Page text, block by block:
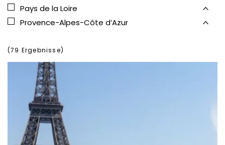
Pays de la Loire
Provence-Alpes-Côte d’Azur
(79 Ergebnisse)